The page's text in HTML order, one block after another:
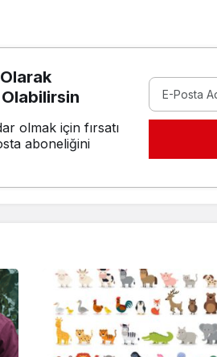
olmak için fırsatı
aboneliğini